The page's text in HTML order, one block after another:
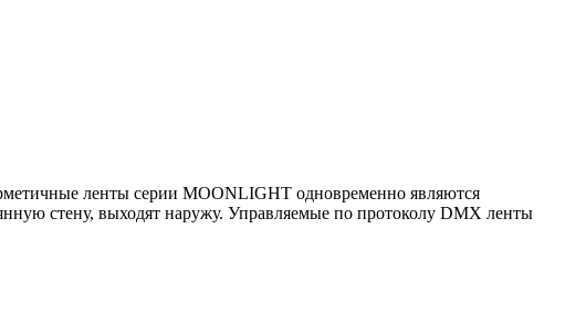
ленты серии MOONLIGHT одновременно являются
стену, выходят наружу. Управляемые по протоколу DMX ленты